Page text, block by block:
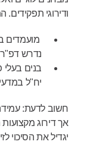
ודירוגי
נדרש דפ"ר 70 ומעלה)
יח"ל
חשוב לדעת:
אך דירוג
יגדיל את הסיכוי